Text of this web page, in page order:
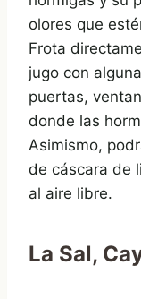
olores que
Frota
jugo con
puertas,
donde las
Asimismo,
de cáscara de
al aire libre.
La Sal,